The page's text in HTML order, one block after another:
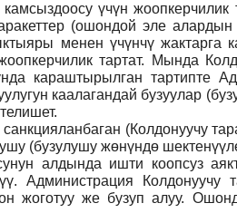
үчүн жоопкерчилик
(ошондой эле алардын
менен үчүнчү
тартат. Мында
караштырылган тартипте
каалагандай бузуулар
(Колдонуучу
(бузулушу жөнүндө
алдында ишти коопсуз
Администрация Колдонуучу
же бузуп алуу.